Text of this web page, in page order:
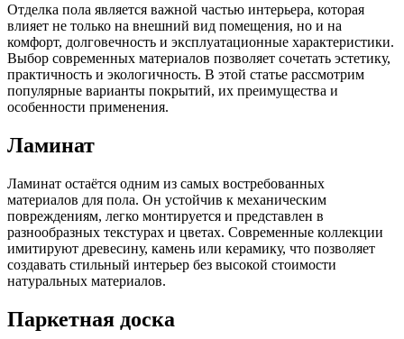
Отделка пола является важной частью интерьера, которая
влияет не только на внешний вид помещения, но и на
комфорт, долговечность и эксплуатационные характеристики.
Выбор современных материалов позволяет сочетать эстетику,
практичность и экологичность. В этой статье рассмотрим
популярные варианты покрытий, их преимущества и
особенности применения.
Ламинат
Ламинат остаётся одним из самых востребованных
материалов для пола. Он устойчив к механическим
повреждениям, легко монтируется и представлен в
разнообразных текстурах и цветах. Современные коллекции
имитируют древесину, камень или керамику, что позволяет
создавать стильный интерьер без высокой стоимости
натуральных материалов.
Паркетная доска